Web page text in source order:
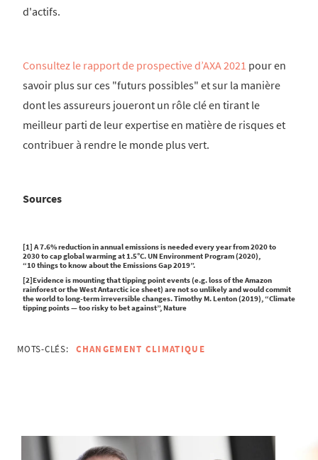
d'actifs.
Consultez le rapport de prospective d’AXA 2021 pour en
savoir plus sur ces "futurs possibles" et sur la manière
dont les assureurs joueront un rôle clé en tirant le
meilleur parti de leur expertise en matière de risques et
contribuer à rendre le monde plus vert.
Sources
[1] A 7.6% reduction in annual emissions is needed every year from 2020 to
2030 to cap global warming at 1.5°C. UN Environment Program (2020),
“10 things to know about the Emissions Gap 2019”.
[2]Evidence is mounting that tipping point events (e.g. loss of the Amazon
rainforest or the West Antarctic ice sheet) are not so unlikely and would commit
the world to long-term irreversible changes. Timothy M. Lenton (2019), “Climate
tipping points — too risky to bet against”, Nature
MOTS-CLÉS: CHANGEMENT CLIMATIQUE